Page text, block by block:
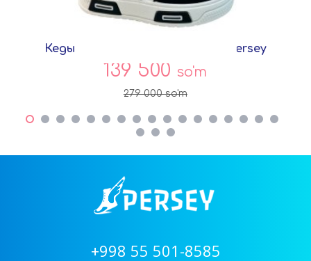
Кеды Черный Экокожа G9057A Persey
139 500 so'm
279 000so'm
+998 55 501-8585